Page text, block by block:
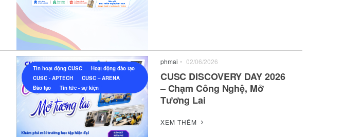
Tin hoạt động CUSC
Hoạt động đào tạo
CUSC - APTECH
CUSC – ARENA
Đào tạo
Tin tức - sự kiện
phmai • 02/06/2026
CUSC DISCOVERY DAY 2026
– Chạm Công Nghệ, Mở
Tương Lai
XEM THÊM